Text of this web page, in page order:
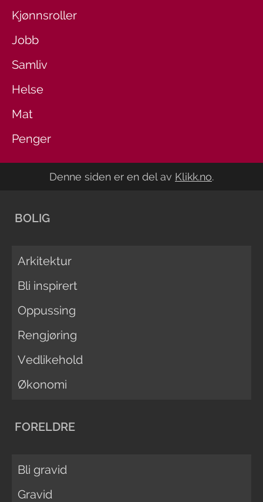
Kjønnsroller
Jobb
Samliv
Helse
Mat
Penger
Denne siden er en del av Klikk.no.
BOLIG
Arkitektur
Bli inspirert
Oppussing
Rengjøring
Vedlikehold
Økonomi
FORELDRE
Bli gravid
Gravid